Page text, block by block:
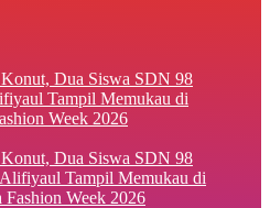
Dua Siswa SDN 98
Tampil Memukau di
Week 2026